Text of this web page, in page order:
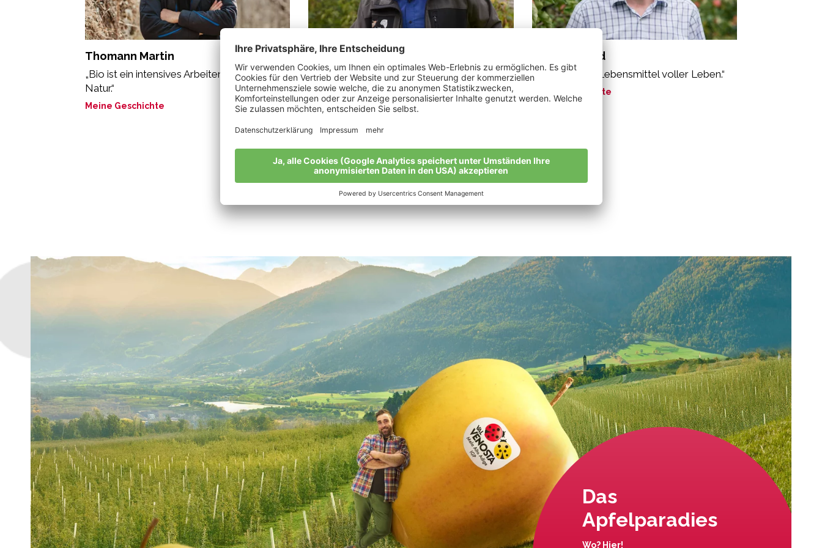
Thomann Martin
„Bio ist ein intensives Arbeiten mit der
Natur.“
Meine Geschichte
Kobler Augustin
„Ein Bioapfel ist die perfekte Verbindung
von Mensch und Natur.“
Meine Geschichte
Karner Alfred
„Bioäpfel sind Lebensmittel voller Leben.“
Meine Geschichte
Alle Bio-Bauern im Überblick
Das
Apfelparadies
Wo? Hier!